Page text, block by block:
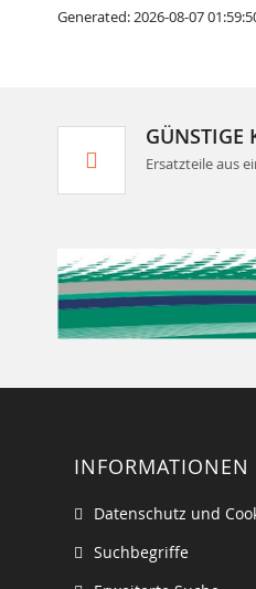
Generated: 2026-08-07
GÜNSTIGE
Ersatzteile aus
INFORMATIONEN
Datenschutz und
Suchbegriffe